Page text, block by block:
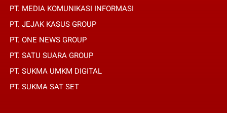
PT. MEDIA KOMUNIKASI INFORMASI
PT. JEJAK KASUS GROUP
PT. ONE NEWS GROUP
PT. SATU SUARA GROUP
PT. SUKMA UMKM DIGITAL
PT. SUKMA SAT SET